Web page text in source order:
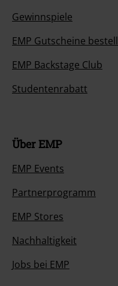
Gewinnspiele
EMP Gutscheine
EMP Backstage Club
Studentenrabatt
Über EMP
EMP Events
Partnerprogramm
EMP Stores
Nachhaltigkeit
Jobs bei EMP